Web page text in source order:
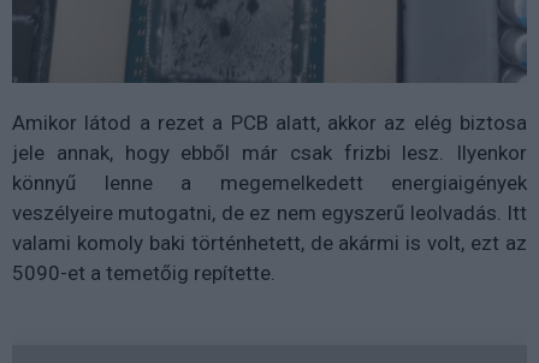
Amikor látod a rezet a PCB alatt, akkor az elég biztosa
jele annak, hogy ebből már csak frizbi lesz. Ilyenkor
könnyű lenne a megemelkedett energiaigények
veszélyeire mutogatni, de ez nem egyszerű leolvadás. Itt
valami komoly baki történhetett, de akármi is volt, ezt az
5090-et a temetőig repítette.